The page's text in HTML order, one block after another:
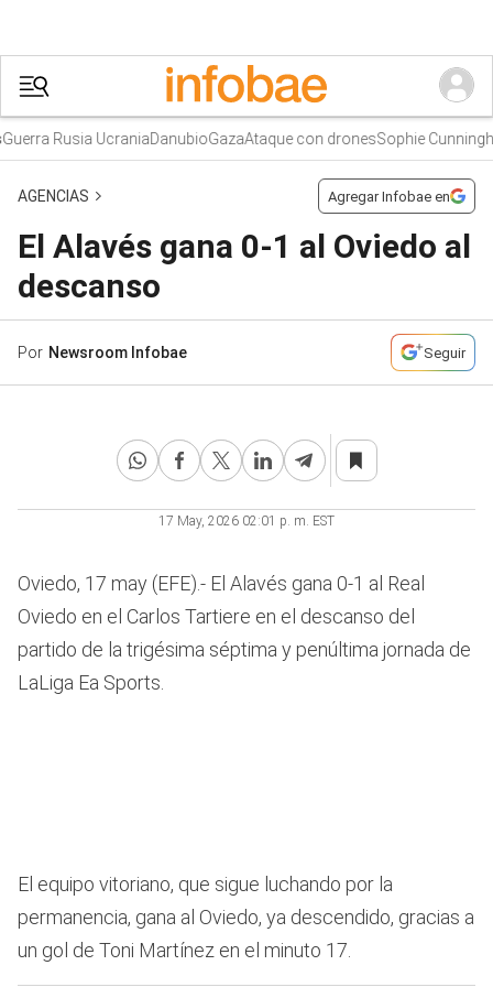
Rusia UcraniaDanubioGazaAtaque con dronesSophie
AGENCIAS Agregar Infobae en
El Alavés gana 0-1 al Oviedo al
descanso
Por Newsroom Infobae Seguir
17 May, 2026 02:01 p. m. EST
Oviedo, 17 may (EFE).- El Alavés gana 0-1 al Real
Oviedo en el Carlos Tartiere en el descanso del
partido de la trigésima séptima y penúltima jornada de
LaLiga Ea Sports.
El equipo vitoriano, que sigue luchando por la
permanencia, gana al Oviedo, ya descendido, gracias a
un gol de Toni Martínez en el minuto 17.